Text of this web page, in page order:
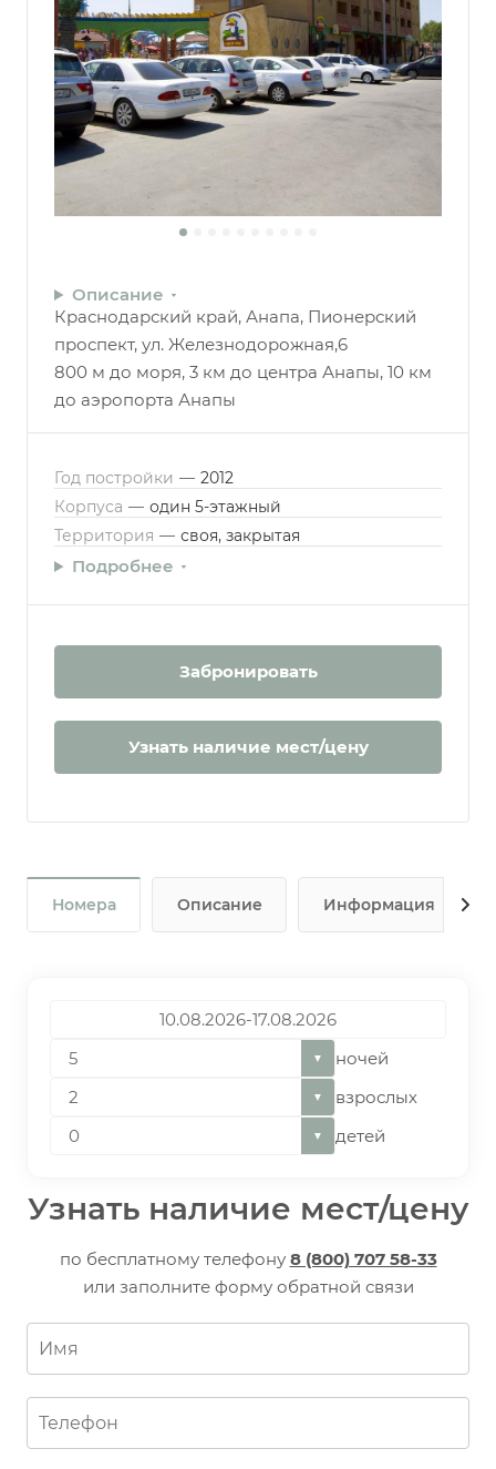
Описание
Краснодарский край, Анапа, Пионерский
проспект, ул. Железнодорожная,6
800 м до моря, 3 км до центра Анапы, 10 км
до аэропорта Анапы
Год постройки — 2012
Корпуса — один 5-этажный
Территория — своя, закрытая
Подробнее
Забронировать
Узнать наличие мест/цену
Номера Описание Информация
▼ ночей
▼ взрослых
▼ детей
Узнать наличие мест/цену
по бесплатному телефону 8 (800) 707 58-33
или заполните форму обратной связи